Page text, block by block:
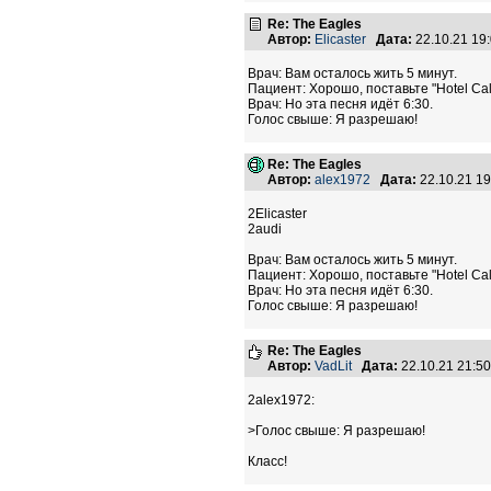
Re: The Eagles
Автор: Elicaster Дата: 22.10.21
Врач: Вам осталось жить 5 минут.
Пациент: Хорошо, поставьте "Hotel
Врач: Но эта песня идёт 6:30.
Голос свыше: Я разрешаю!
Re: The Eagles
Автор: alex1972 Дата: 22.10.21
2Elicaster
2audi
Врач: Вам осталось жить 5 минут.
Пациент: Хорошо, поставьте "Hotel
Врач: Но эта песня идёт 6:30.
Голос свыше: Я разрешаю!
Re: The Eagles
Автор: VadLit Дата: 22.10.21
2alex1972:
>Голос свыше: Я разрешаю!
Класс!